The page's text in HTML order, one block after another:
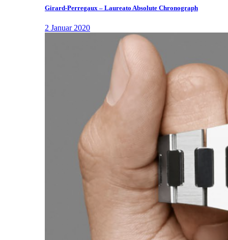
Girard-Perregaux – Laureato Absolute Chronograph
2 Januar 2020